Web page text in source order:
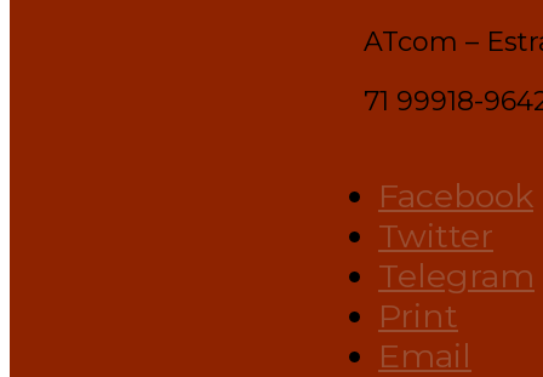
ATcom –
71 99918-
Facebook
Twitter
Telegram
Print
Email